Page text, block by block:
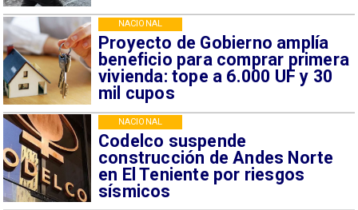
Proyecto de Gobierno amplía
beneficio para comprar primera
vivienda: tope a 6.000 UF y 30
mil cupos
NACIONAL
Codelco suspende
construcción de Andes Norte
en El Teniente por riesgos
sísmicos
NACIONAL